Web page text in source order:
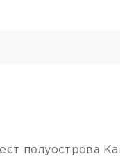
полуострова